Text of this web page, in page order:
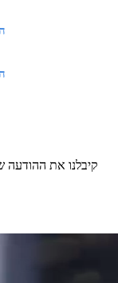
קיבלנו את ההודעה